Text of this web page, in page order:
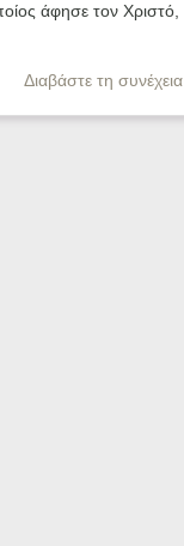
άφησε τον Χριστό,
Διαβάστε τη συνέχεια